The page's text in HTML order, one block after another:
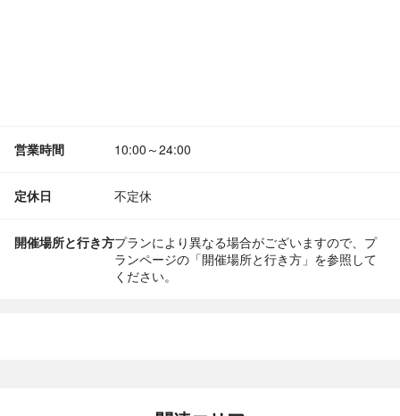
営業時間 10:00～24:00
定休日 不定休
開催場所と行き方プランにより異なる場合がございますので、プ
ランページの「開催場所と行き方」を参照して
ください。